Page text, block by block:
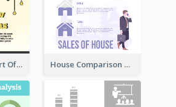
Light Bulb Clipart Of New Ideas House Comparison With Information